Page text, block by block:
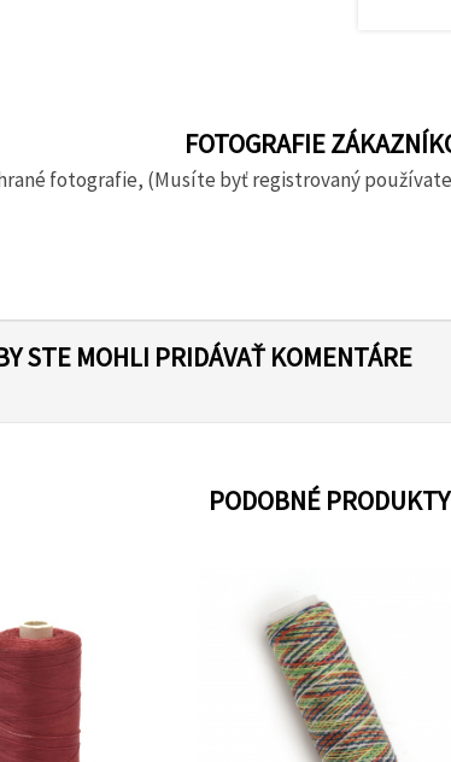
FOTOGRAFIE
fotografie, (Musíte byť registrovaný
STE MOHLI PRIDÁVAŤ KOMENTÁRE
PODOBNÉ PRODUKTY